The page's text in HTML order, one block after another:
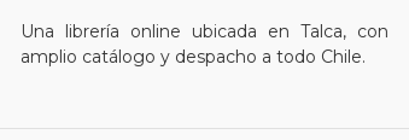
Una librería online ubicada en Talca, con
amplio catálogo y despacho a todo Chile.